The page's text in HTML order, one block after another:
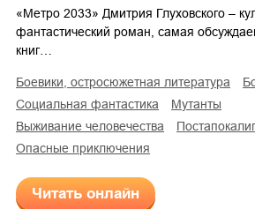
«Метро 2033» Дмитрия Глуховского –
фантастический роман, самая
книг…
боевики, остросюжетная литература
социальная фантастика
мутанты
выживание человечества
опасные приключения
Читать онлайн